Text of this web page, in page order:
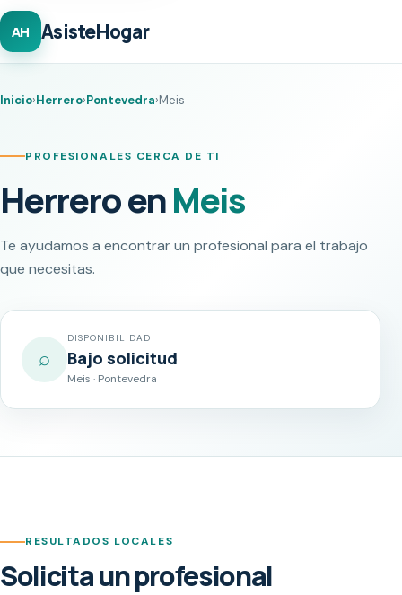
AH AsisteHogar
Inicio›Herrero›Pontevedra›Meis
PROFESIONALES CERCA DE TI
Herrero enMeis
Te ayudamos a encontrar un profesional para el trabajo
que necesitas.
⌕
DISPONIBILIDAD
Bajo solicitud
Meis · Pontevedra
RESULTADOS LOCALES
Solicita un profesional